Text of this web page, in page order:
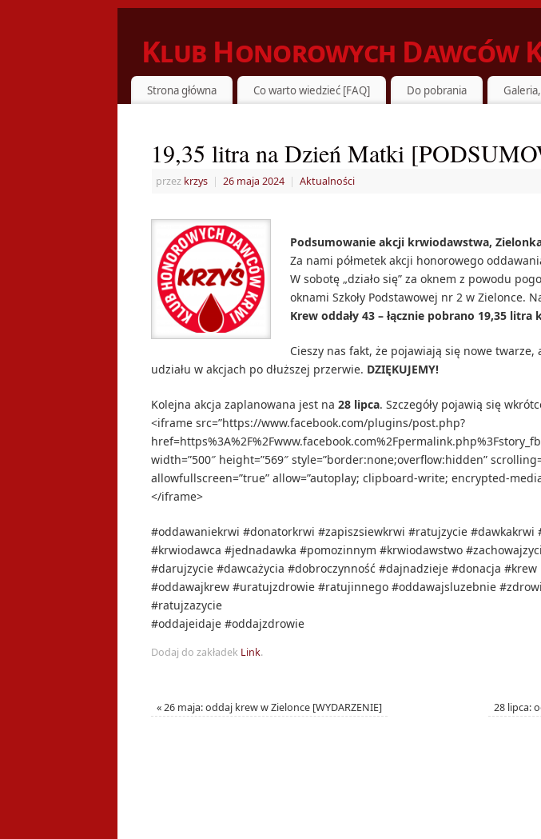
Klub Honorowych Dawców
ZIELONKA DZIELI SIĘ KRWIĄ Z POTRZEBUJĄCYMI
Strona główna Co warto wiedzieć [FAQ] Do pobrania
19,35 litra na Dzień Matki
przez krzys | 26 maja 2024 | Aktualności
Podsumowanie akcji krwiodawstwa,
Za nami półmetek akcji honorowego
W sobotę „działo się” za oknem z powodu
oknami Szkoły Podstawowej nr 2 w Zielonce.
Krew oddały 43 – łącznie pobrano 19,35 litra
Cieszy nas fakt, że pojawiają się nowe
udziału w akcjach po dłuższej przerwie. DZIĘKUJEMY!
Kolejna akcja zaplanowana jest na 28 lipca. Szczegóły pojawią się
<iframe src=”https://www.facebook.com/plugins/post.php?
width=”500″ height=”569″ style=”border:none;overflow:hidden”
allowfullscreen=”true” allow=”autoplay; clipboard-write; encrypted-
</iframe>
#oddawaniekrwi #donatorkrwi #zapiszsiewkrwi #ratujzycie #dawkakrwi
#krwiodawca #jednadawka #pomozinnym #krwiodawstwo
#darujzycie #dawcażycia #dobroczynność #dajnadzieje #donacja #krew
#oddawajkrew #uratujzdrowie #ratujinnego #oddawajsluzebnie
#ratujzazycie
#oddajeidaje #oddajzdrowie
Dodaj do zakładek Link.
«26 maja: oddaj krew w Zielonce [WYDARZENIE] 28 lipca: